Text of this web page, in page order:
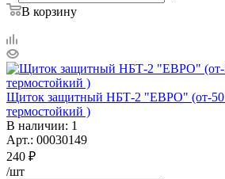
В корзину
Щиток защитный НБТ-2 "ЕВРО" (от-50
термостойкий )
В наличии: 1
Арт.: 00030149
240 ₽
/шт